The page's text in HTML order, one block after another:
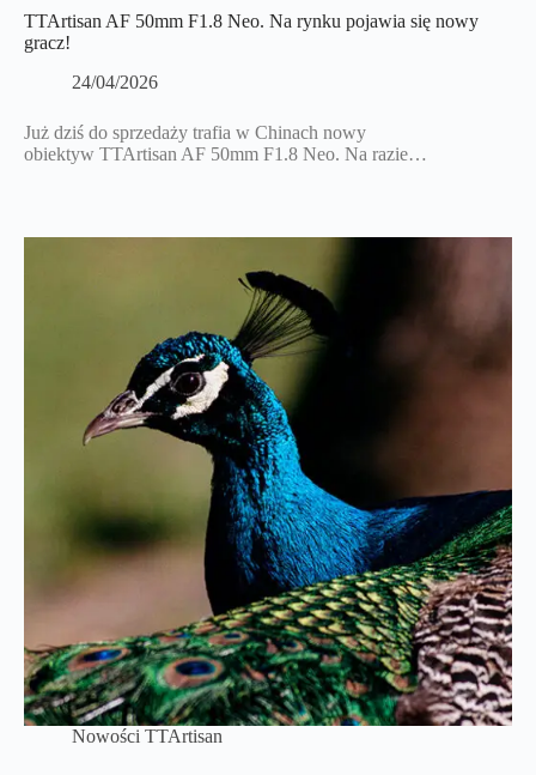
TTArtisan AF 50mm F1.8 Neo. Na rynku pojawia się nowy
gracz!
24/04/2026
Już dziś do sprzedaży trafia w Chinach nowy
obiektyw TTArtisan AF 50mm F1.8 Neo. Na razie…
Nowości TTArtisan